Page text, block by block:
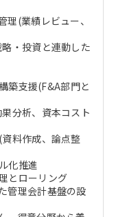
(業績レビュー、
・投資と連動した
築支援(F&A部門と
分析、資本コスト
料作成、論点整
化推進
とローリング
管理会計基盤の設